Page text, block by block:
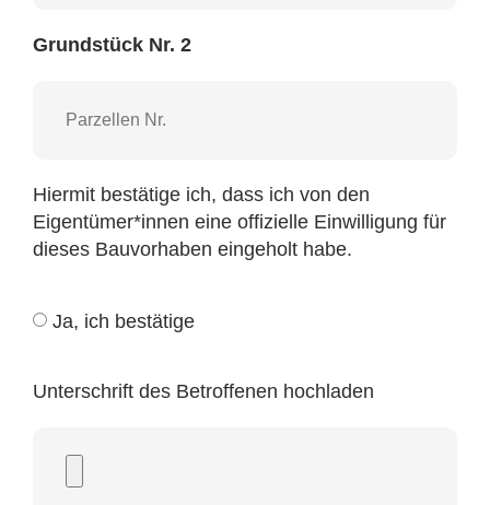
Grundstück Nr. 2
Hiermit bestätige ich, dass ich von den
Eigentümer*innen eine offizielle Einwilligung für
dieses Bauvorhaben eingeholt habe.
Ja, ich bestätige
Unterschrift des Betroffenen hochladen